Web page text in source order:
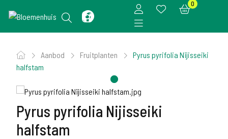
0
Aanbod Fruitplanten
Pyrus pyrifolia Nijisseiki
halfstam
Pyrus pyrifolia Nijisseiki
halfstam